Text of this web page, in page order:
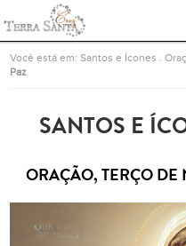
Ir para a página inicial
Você está em:Santos e Ícones .
Paz
SANTOS E
ORAÇÃO, TERÇO DE